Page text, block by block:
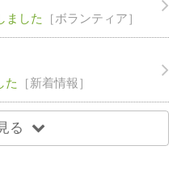
ました ［ボランティア］
た ［新着情報］
る